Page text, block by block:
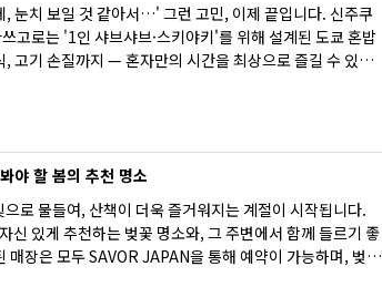
, 눈치 보일 것 같아서…' 그런 고민, 이제 끝입니다. 신주쿠
고로는 '1인 샤브샤브·스키야키'를 위해 설계된 도쿄 혼밥
고기 손질까지 — 혼자만의 시간을 최상으로 즐길 수 있도
께 한 번에 소개합니다.
야 할 봄의 추천 명소
로 물들여, 산책이 더욱 즐거워지는 계절이 시작됩니다.
신 있게 추천하는 벚꽃 명소와, 그 주변에서 함께 들르기 좋
매장은 모두 SAVOR JAPAN을 통해 예약이 가능하며, 벚꽃